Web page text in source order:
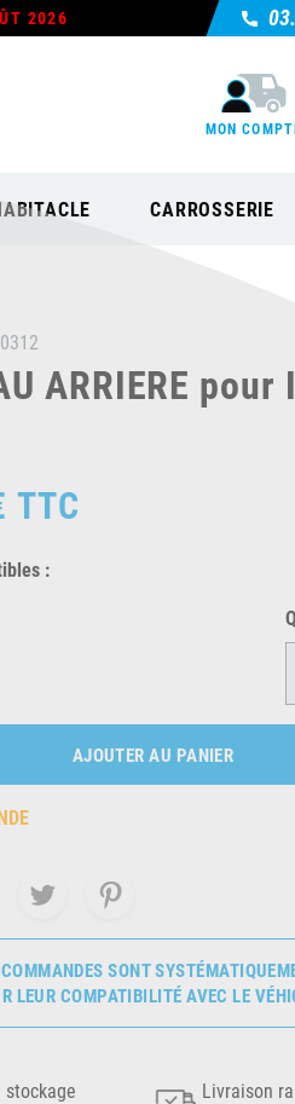
2026
MON
CARROSSERIE
ARRIERE pour
TTC
:
AJOUTER AU PANIER
SONT
LEUR COMPATIBILITÉ AVEC LE
stockage
Livraison